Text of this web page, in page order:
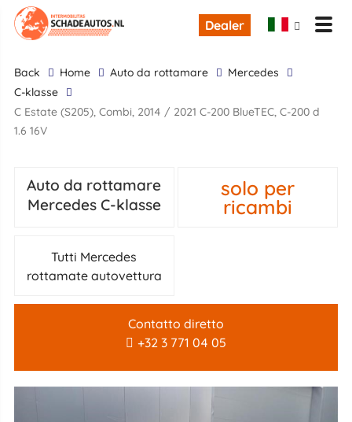
Dealer
back Home Auto da rottamare
Mercedes
C-klasse
C Estate (S205), Combi, 2014 / 2021 C-200 BlueTEC, C-200 d
1.6 16V
Auto da rottamare
Mercedes C-klasse
solo per
ricambi
Tutti Mercedes
rottamate autovettura
Contatto diretto
+32 3 771 04 05